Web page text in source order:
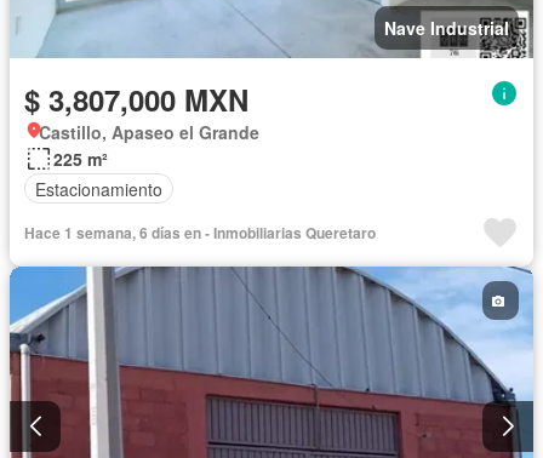
Nave Industrial
$ 3,807,000 MXN
Castillo, Apaseo el Grande
225 m²
Estacionamiento
Hace 1 semana, 6 días en - Inmobiliarias Queretaro